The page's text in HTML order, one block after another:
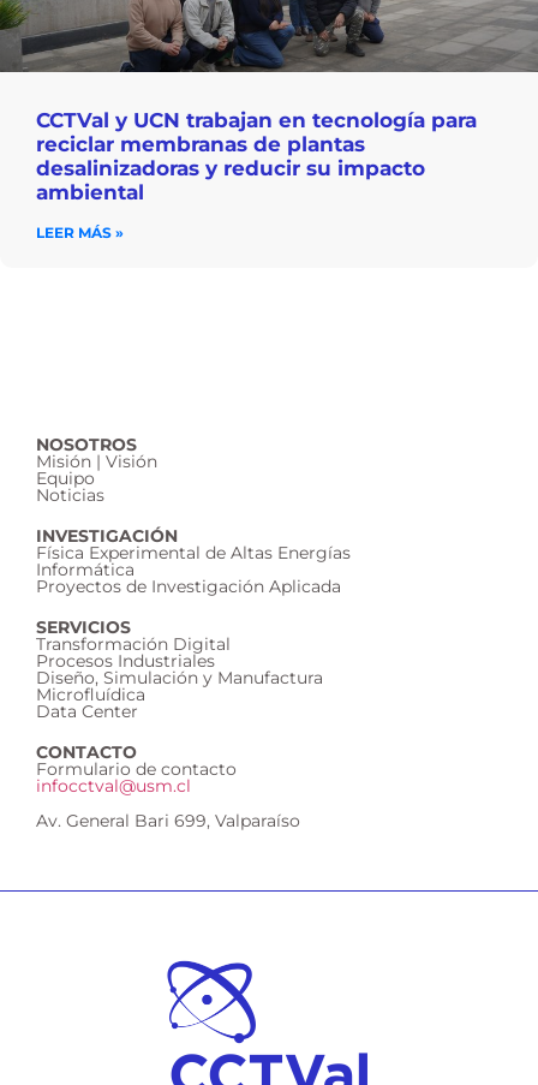
CCTVal y UCN trabajan en tecnología para
reciclar membranas de plantas
desalinizadoras y reducir su impacto
ambiental
LEER MÁS »
NOSOTROS
Misión | Visión
Equipo
Noticias
INVESTIGACIÓN
Física Experimental de Altas Energías
Informática
Proyectos de Investigación Aplicada
SERVICIOS
Transformación Digital
Procesos Industriales
Diseño, Simulación y Manufactura
Microfluídica
Data Center
CONTACTO
Formulario de contacto
infocctval@usm.cl
Av. General Bari 699, Valparaíso